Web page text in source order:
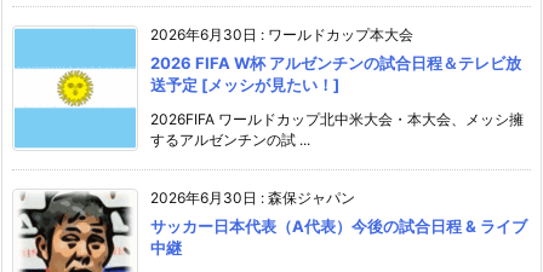
2026年6月30日 : ワールドカップ本大会
2026 FIFA W杯 アルゼンチンの試合日程＆テレビ放
送予定 [メッシが見たい！]
2026FIFA ワールドカップ北中米大会・本大会、メッシ擁
するアルゼンチンの試 ...
2026年6月30日 : 森保ジャパン
サッカー日本代表（A代表）今後の試合日程 & ライブ
中継